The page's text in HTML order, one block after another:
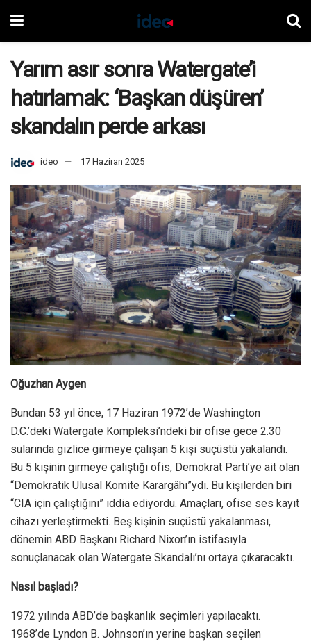
Yarım asır sonra Watergate’i
hatırlamak: ‘Başkan düşüren’
skandalın perde arkası
ideo 17 Haziran 2025
Oğuzhan Aygen
Bundan 53 yıl önce, 17 Haziran 1972’de Washington
D.C.’deki Watergate Kompleksi’ndeki bir ofise gece 2.30
sularında gizlice girmeye çalışan 5 kişi suçüstü yakalandı.
Bu 5 kişinin girmeye çalıştığı ofis, Demokrat Parti’ye ait olan
“Demokratik Ulusal Komite Karargâhı”ydı. Bu kişilerden biri
“CIA için çalıştığını” iddia ediyordu. Amaçları, ofise ses kayıt
cihazı yerleştirmekti. Beş kişinin suçüstü yakalanması,
dönemin ABD Başkanı Richard Nixon’ın istifasıyla
sonuçlanacak olan Watergate Skandalı’nı ortaya çıkaracaktı.
Nasıl başladı?
1972 yılında ABD’de başkanlık seçimleri yapılacaktı.
1968’de Lyndon B. Johnson’ın yerine başkan seçilen